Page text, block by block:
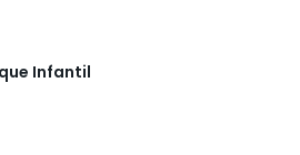
Infantil